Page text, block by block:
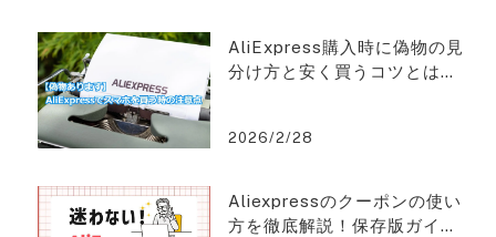
AliExpress購入時に偽物の見
分け方と安く買うコツとは？
2026/2/28
Aliexpressのクーポンの使い
方を徹底解説！保存版ガイ